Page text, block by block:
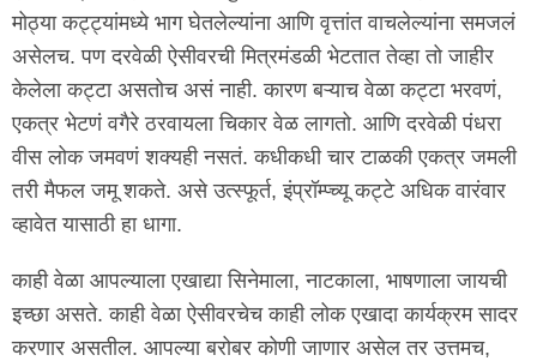
मोठ्या कट्ट्यांमध्ये भाग घेतलेल्यांना आणि वृत्तांत वाचलेल्यांना समजलं
असेलच. पण दरवेळी ऐसीवरची मित्रमंडळी भेटतात तेव्हा तो जाहीर
केलेला कट्टा असतोच असं नाही. कारण बऱ्याच वेळा कट्टा भरवणं,
एकत्र भेटणं वगैरे ठरवायला चिकार वेळ लागतो. आणि दरवेळी पंधरा
वीस लोक जमवणं शक्यही नसतं. कधीकधी चार टाळकी एकत्र जमली
तरी मैफल जमू शकते. असे उत्स्फूर्त, इंप्रॉम्प्च्यू कट्टे अधिक वारंवार
व्हावेत यासाठी हा धागा.
काही वेळा आपल्याला एखाद्या सिनेमाला, नाटकाला, भाषणाला जायची
इच्छा असते. काही वेळा ऐसीवरचेच काही लोक एखादा कार्यक्रम सादर
करणार असतील. आपल्या बरोबर कोणी जाणार असेल तर उत्तमच,